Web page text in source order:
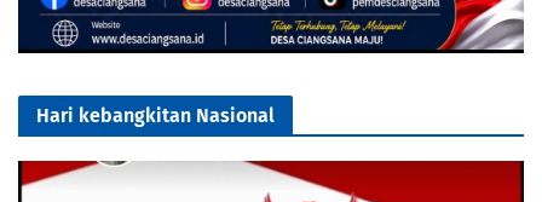
Hari kebangkitan Nasional